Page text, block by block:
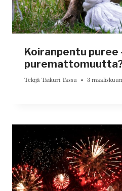
Koiranpentu
Tekijä Taikuri Tassu 3